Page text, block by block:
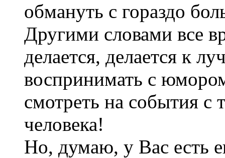
обмануть с гораздо
Другими словами все
делается, делается к
воспринимать с
смотреть на события с
человека!
Но, думаю, у Вас есть